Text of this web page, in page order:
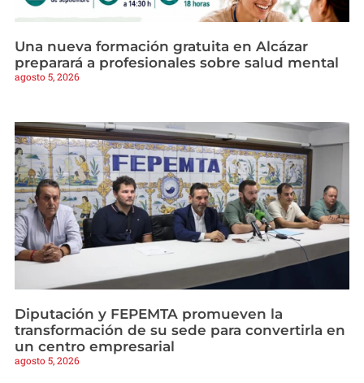
Una nueva formación gratuita en Alcázar
preparará a profesionales sobre salud mental
agosto 5, 2026
Diputación y FEPEMTA promueven la
transformación de su sede para convertirla en
un centro empresarial
agosto 5, 2026